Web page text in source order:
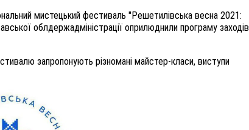
мистецький фестиваль "Решетилівська весна 2021:
облдержадміністрації оприлюднили програму заходів
запропонують різномані майстер-класи, виступи